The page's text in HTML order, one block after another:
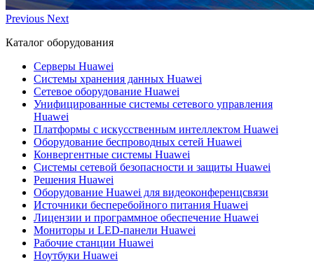
Previous Next
Каталог оборудования
Серверы Huawei
Системы хранения данных Huawei
Сетевое оборудование Huawei
Унифицированные системы сетевого управления
Huawei
Платформы с искусственным интеллектом Huawei
Оборудование беспроводных сетей Huawei
Конвергентные системы Huawei
Системы сетевой безопасности и защиты Huawei
Решения Huawei
Оборудование Huawei для видеоконференцсвязи
Источники бесперебойного питания Huawei
Лицензии и программное обеспечение Huawei
Мониторы и LED-панели Huawei
Рабочие станции Huawei
Ноутбуки Huawei